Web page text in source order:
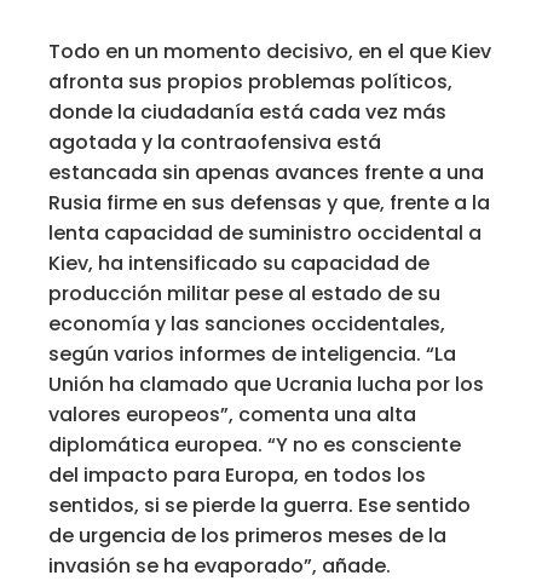
Todo en un momento decisivo, en el que Kiev
afronta sus propios problemas políticos,
donde la ciudadanía está cada vez más
agotada y la contraofensiva está
estancada sin apenas avances frente a una
Rusia firme en sus defensas y que, frente a la
lenta capacidad de suministro occidental a
Kiev, ha intensificado su capacidad de
producción militar pese al estado de su
economía y las sanciones occidentales,
según varios informes de inteligencia. “La
Unión ha clamado que Ucrania lucha por los
valores europeos”, comenta una alta
diplomática europea. “Y no es consciente
del impacto para Europa, en todos los
sentidos, si se pierde la guerra. Ese sentido
de urgencia de los primeros meses de la
invasión se ha evaporado”, añade.